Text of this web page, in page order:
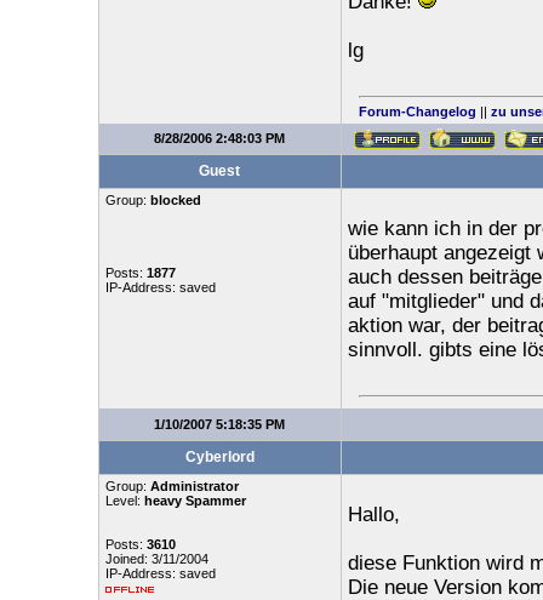
lg
Forum-Changelog || zu
8/28/2006 2:48:03 PM
Guest
Group: blocked
Posts: 1877
IP-Address: saved
wie kann ich in der
überhaupt angezeigt
auch dessen
auf "mitglieder" und
aktion war, der
sinnvoll. gibts eine
1/10/2007 5:18:35 PM
Cyberlord
Group: Administrator
Level: heavy Spammer
Posts: 3610
Joined: 3/11/2004
IP-Address: saved
Hallo,
diese Funktion wird
Die neue Version